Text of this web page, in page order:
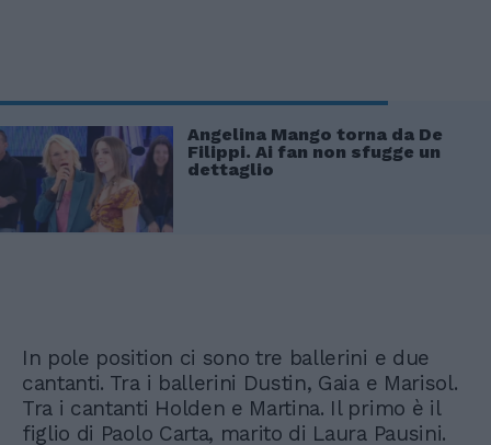
Angelina Mango torna da De
Filippi. Ai fan non sfugge un
dettaglio
In pole position ci sono tre ballerini e due
cantanti. Tra i ballerini Dustin, Gaia e Marisol.
Tra i cantanti Holden e Martina. Il primo è il
figlio di Paolo Carta, marito di Laura Pausini.